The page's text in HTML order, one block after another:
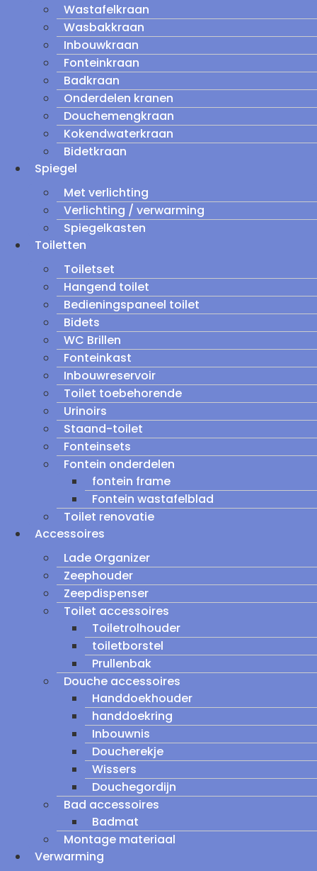
Wastafelkraan
Wasbakkraan
Inbouwkraan
Fonteinkraan
Badkraan
Onderdelen kranen
Douchemengkraan
Kokendwaterkraan
Bidetkraan
Spiegel
Met verlichting
Verlichting / verwarming
Spiegelkasten
Toiletten
Toiletset
Hangend toilet
Bedieningspaneel toilet
Bidets
WC Brillen
Fonteinkast
Inbouwreservoir
Toilet toebehorende
Urinoirs
Staand-toilet
Fonteinsets
Fontein onderdelen
fontein frame
Fontein wastafelblad
Toilet renovatie
Accessoires
Lade Organizer
Zeephouder
Zeepdispenser
Toilet accessoires
Toiletrolhouder
toiletborstel
Prullenbak
Douche accessoires
Handdoekhouder
handdoekring
Inbouwnis
Doucherekje
Wissers
Douchegordijn
Bad accessoires
Badmat
Montage materiaal
Verwarming